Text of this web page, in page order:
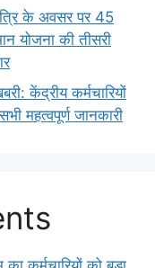
के अवसर पर 45
योजना की तीसरी
केंद्रीय कर्मचारियों
महत्वपूर्ण जानकारी